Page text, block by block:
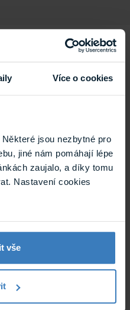
Více o cookies
jsou nezbytné pro
jiné nám pomáhají lépe
zaujalo, a díky tomu
Nastavení cookies
vše
napájení
výstupem pro větev
dveřních jednotek.